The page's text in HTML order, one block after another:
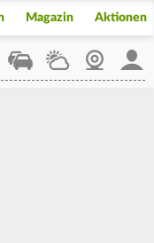
Magazin Aktionen
StaupilotWetterWebcam